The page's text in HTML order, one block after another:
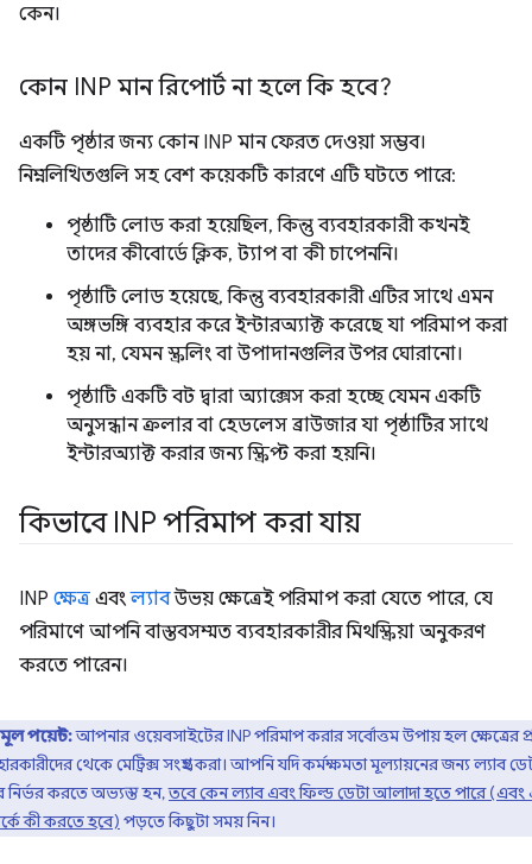
কেন।
কোন INP মান রিপোর্ট না হলে কি হবে?
একটি পৃষ্ঠার জন্য কোন INP মান ফেরত দেওয়া সম্ভব।
নিম্নলিখিতগুলি সহ বেশ কয়েকটি কারণে এটি ঘটতে পারে:
পৃষ্ঠাটি লোড করা হয়েছিল, কিন্তু ব্যবহারকারী কখনই
তাদের কীবোর্ডে ক্লিক, ট্যাপ বা কী চাপেননি।
পৃষ্ঠাটি লোড হয়েছে, কিন্তু ব্যবহারকারী এটির সাথে এমন
অঙ্গভঙ্গি ব্যবহার করে ইন্টারঅ্যাক্ট করেছে যা পরিমাপ করা
হয় না, যেমন স্ক্রলিং বা উপাদানগুলির উপর ঘোরানো।
পৃষ্ঠাটি একটি বট দ্বারা অ্যাক্সেস করা হচ্ছে যেমন একটি
অনুসন্ধান ক্রলার বা হেডলেস ব্রাউজার যা পৃষ্ঠাটির সাথে
ইন্টারঅ্যাক্ট করার জন্য স্ক্রিপ্ট করা হয়নি।
কিভাবে INP পরিমাপ করা যায়
INP ক্ষেত্র এবংল্যাবউভয় ক্ষেত্রেই পরিমাপ করা যেতে পারে, যে
পরিমাণে আপনি বাস্তবসম্মত ব্যবহারকারীর মিথস্ক্রিয়া অনুকরণ
করতে পারেন।
মূল পয়েন্ট:আপনার ওয়েবসাইটের INP পরিমাপ করার সর্বোত্তম উপায় হল ক্ষেত্রের
থেকে মেট্রিক্স সংগ্রহ করা। আপনি যদি কর্মক্ষমতা মূল্যায়নের জন্য ল্যাব
করতে অভ্যস্ত হন,তবে কেন ল্যাব এবং ফিল্ড ডেটা আলাদা হতে পারে (এবং
কী করতে হবে) পড়তে কিছুটা সময় নিন।